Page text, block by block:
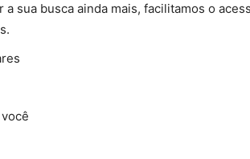
sua busca ainda mais, facilitamos o